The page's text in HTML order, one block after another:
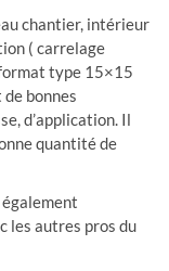
chantier, intérieur
( carrelage
type 15×15
bonnes
d’application. Il
quantité de
les autres pros du